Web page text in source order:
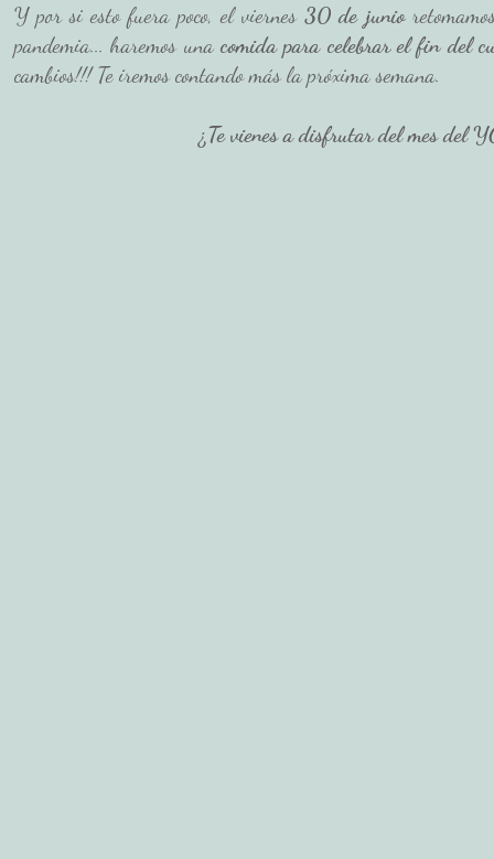
Y por si esto fuera poco, el viernes 30 de junio
pandemia... haremos una comida para celebrar el fin del
cambios!!! Te iremos contando más la próxima semana.
¿Te vienes a disfrutar del mes del